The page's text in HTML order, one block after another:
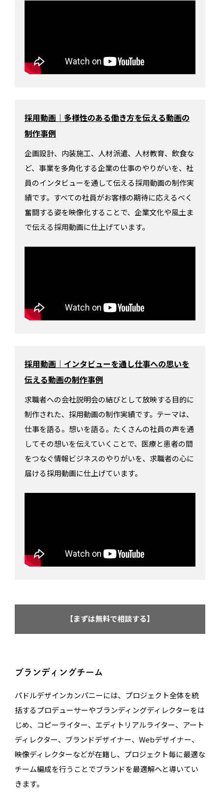
採用動画｜多様性のある働き方を伝える動画の
制作事例
企画設計、内装施工、人材派遣、人材教育、飲食な
ど、事業を多角化する企業の仕事のやりがいを、社
員のインタビューを通して伝える採用動画の制作実
績です。すべての社員がお客様の期待に応えるべく
奮闘する姿を映像化することで、企業文化や風土ま
で伝える採用動画に仕上げています。
採用動画｜インタビューを通し仕事への思いを
伝える動画の制作事例
求職者への会社説明会の結びとして放映する目的に
制作された、採用動画の制作実績です。テーマは、
仕事を語る。想いを語る。たくさんの社員の声を通
してその想いを伝えていくことで、医療と患者の間
をつなぐ情報ビジネスのやりがいを、求職者の心に
届ける採用動画に仕上げています。
【まずは無料で相談する】
ブランディングチーム
パドルデザインカンパニーには、プロジェクト全体を統
括するプロデューサーやブランディングディレクターをは
じめ、コピーライター、エディトリアルライター、アート
ディレクター、ブランドデザイナー、Webデザイナー、
映像ディレクターなどが在籍し、プロジェクト毎に最適な
チーム編成を行うことでブランドを最適解へと導いてい
きます。